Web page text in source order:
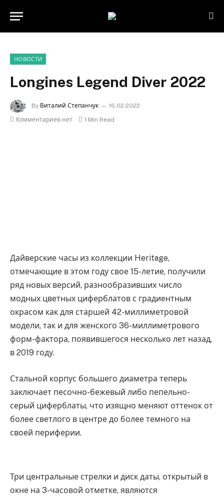
НОВОСТИ
Longines Legend Diver 2022
By Виталий Степанчук
16.02.2022
Комментариев нет
1 Min Read
Дайверские часы из коллекции Heritage,
отмечающие в этом году свое 15-летие, получили
ряд новых версий, разнообразивших число
модных цветных циферблатов с градиентным
окрасом как для старшей 42-миллиметровой
модели, так и для женского 36-миллиметрового
форм-фактора, появившегося несколько лет назад,
в 2019 году.
Стальной корпус большего диаметра теперь
заключает песочно-бежевый либо пепельно-
серый циферблаты, что изящно меняют оттенок от
более светлого в центре до более темного на
своей периферии.
Три центральные стрелки и диск даты, открытый в
окне на 3-часовой отметке, являются